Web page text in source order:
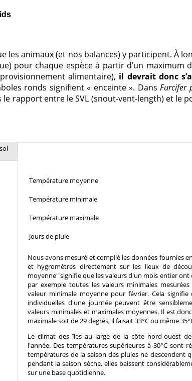
les animaux (et nos balances) y participent. À
pour chaque espèce à partir d’un maximum
alimentaire), il devrait donc
ronds signifient « enceinte ». DansFurcifer
le rapport entre le SVL (snout-vent-length) et le
Température moyenne
Température minimale
Température maximale
Jours de pluie
Nous avons mesuré et compilé les données fournies
et hygromètres directement sur les lieux de
moyenne" signifie que les valeurs d'un mois entier ont
par exemple toutes les valeurs minimales
valeur minimale moyenne pour février. Cela
individuelles d'une journée peuvent être
valeurs minimales et maximales moyennes. Il est
maximale soit de 29 degrés, il faisait 33°C ou même
Le climat des îles au large de la côte nord-ouest
l'année. Des températures supérieures à 30°C sont
températures de la saison des pluies ne descendent
pendant la saison sèche, elles baissent
sur une base quotidienne.